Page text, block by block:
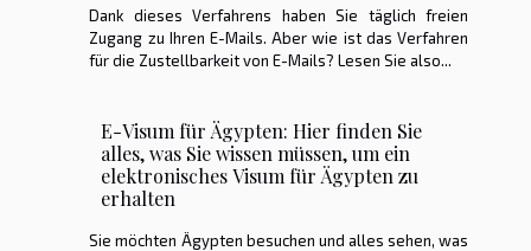
Dank dieses Verfahrens haben Sie täglich freien
Zugang zu Ihren E-Mails. Aber wie ist das Verfahren
für die Zustellbarkeit von E-Mails? Lesen Sie also...
E-Visum für Ägypten: Hier finden Sie
alles, was Sie wissen müssen, um ein
elektronisches Visum für Ägypten zu
erhalten
Sie möchten Ägypten besuchen und alles sehen, was